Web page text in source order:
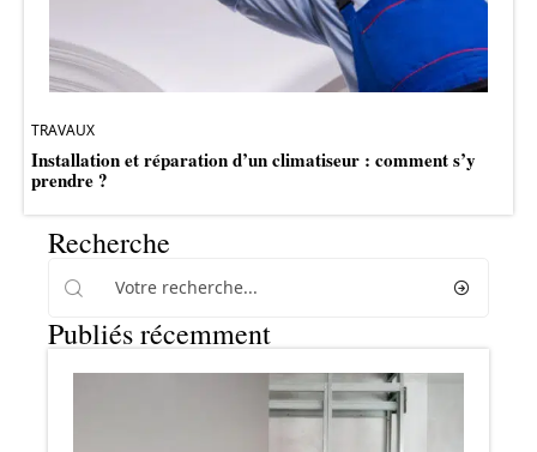
TRAVAUX
Installation et réparation d’un climatiseur : comment s’y
prendre ?
Recherche
Publiés récemment